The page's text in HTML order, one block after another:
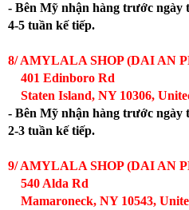
- Bên Mỹ nhận hàng trước ngày
4-5 tuần kế tiếp.
8/ AMYLALA SHOP (DAI AN
401 Edinboro Rd
Staten Island, NY 10306,
- Bên Mỹ nhận hàng trước ngày
2-3 tuần kế tiếp.
9/ AMYLALA SHOP (DAI AN
540 Alda Rd
Mamaroneck, NY 10543,